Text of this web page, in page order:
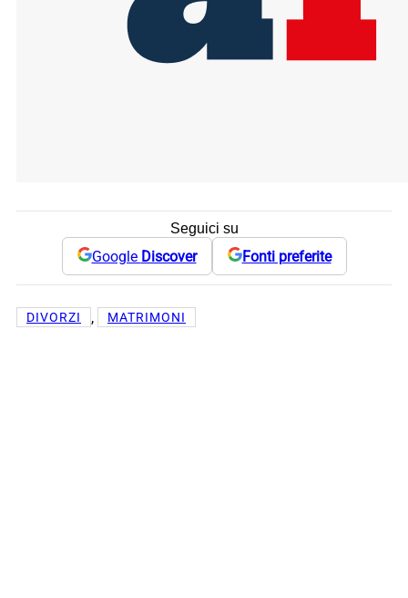
Seguici su
Google Discover Fonti preferite
DIVORZI , MATRIMONI